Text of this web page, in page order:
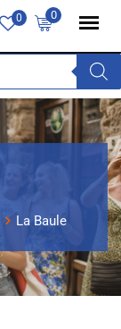
0
0
La Baule